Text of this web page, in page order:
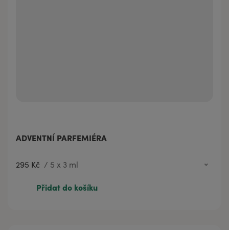
ADVENTNÍ PARFEMIÉRA
295 Kč / 5 x 3 ml
1 078 Kč
5 x 30 ml
Přidat do košíku